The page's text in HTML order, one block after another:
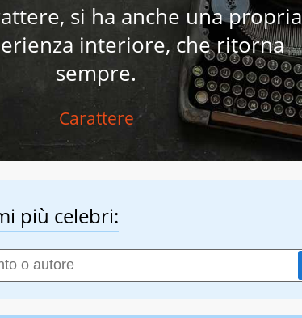
si ha anche una propria
interiore, che ritorna
sempre.
Carattere
più celebri: